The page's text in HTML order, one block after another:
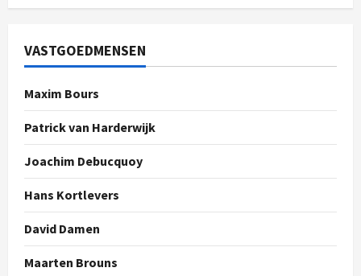
VASTGOEDMENSEN
Maxim Bours
Patrick van Harderwijk
Joachim Debucquoy
Hans Kortlevers
David Damen
Maarten Brouns